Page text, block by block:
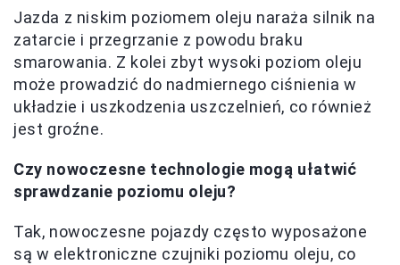
Jazda z niskim poziomem oleju naraża silnik na
zatarcie i przegrzanie z powodu braku
smarowania. Z kolei zbyt wysoki poziom oleju
może prowadzić do nadmiernego ciśnienia w
układzie i uszkodzenia uszczelnień, co również
jest groźne.
Czy nowoczesne technologie mogą ułatwić
sprawdzanie poziomu oleju?
Tak, nowoczesne pojazdy często wyposażone
są w elektroniczne czujniki poziomu oleju, co